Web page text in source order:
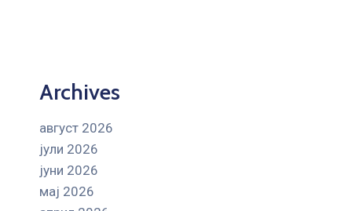
Archives
август 2026
јули 2026
јуни 2026
мај 2026